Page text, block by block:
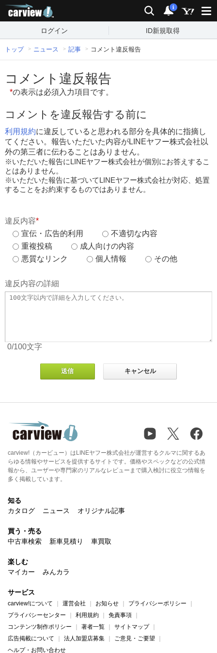
検索 通知
i
ログイン ID新規取得
トップ ニュース 記事 コメント違反報告
コメント違反報告
*の表示は必須入力項目です。
コメントを違反報告する前に
利用規約に違反していると思われる部分を具体的に指摘し
てください。報告いただいた内容がLINEヤフー株式会社以
外の第三者に伝わることはありません。
※いただいた報告にLINEヤフー株式会社が個別にお答えするこ
とはありません。
※いただいた報告に基づいてLINEヤフー株式会社が対応、処置
することをお約束するものではありません。
違反内容*
宣伝・広告的利用
不適切な内容
重複投稿
成人向けの内容
悪質なリンク
個人情報 その他
違反内容の詳細
0/100文字
carview!（カービュー）はLINEヤフー株式会社が運営するクルマに関するあ
らゆる情報やサービスを提供するサイトです。価格やスペックなどの公式情
報から、ユーザーや専門家のリアルなレビューまで購入検討に役立つ情報を
多く掲載しています。
知る
カタログ
ニュース オリジナル記事
買う・売る
中古車検索
新車見積り 車買取
楽しむ
マイカー
みんカラ
サービス
carview!について 運営会社 お知らせ
プライバシーポリシー
プライバシーセンター
利用規約
免責事項
コンテンツ制作ポリシー
著者一覧
サイトマップ
広告掲載について
法人加盟店募集
ご意見・ご要望
ヘルプ・お問い合わせ